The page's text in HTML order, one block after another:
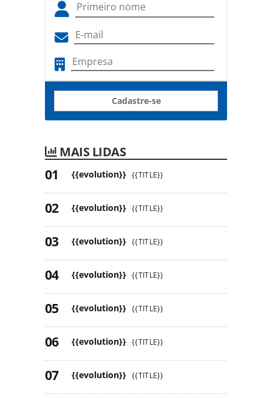
Cadastre-se
MAIS LIDAS
{{evolution}} {{TITLE}}
{{evolution}} {{TITLE}}
{{evolution}} {{TITLE}}
{{evolution}} {{TITLE}}
{{evolution}} {{TITLE}}
{{evolution}} {{TITLE}}
{{evolution}} {{TITLE}}